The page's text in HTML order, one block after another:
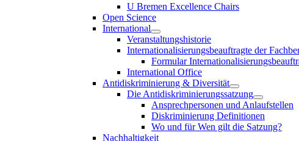
U Bremen Excellence Chairs
Open Science
International
Veranstaltungshistorie
Internationalisierungsbeauftragte der
Formular
International Office
Antidiskriminierung & Diversität
Die Antidiskriminierungssatzung
Ansprechpersonen und Anlaufstellen
Diskriminierung Definitionen
Wo und für Wen gilt die Satzung?
Nachhaltigkeit